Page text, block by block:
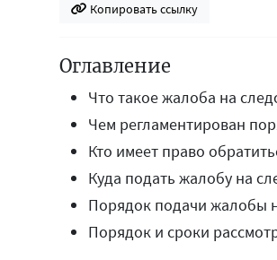
Копировать ссылку
Оглавление
Что такое жалоба на
Чем регламентирован
Кто имеет право
Куда подать жалобу на
Порядок подачи жалобы
Порядок и сроки